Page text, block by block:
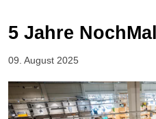
5 Jahre NochMall
09. August 2025